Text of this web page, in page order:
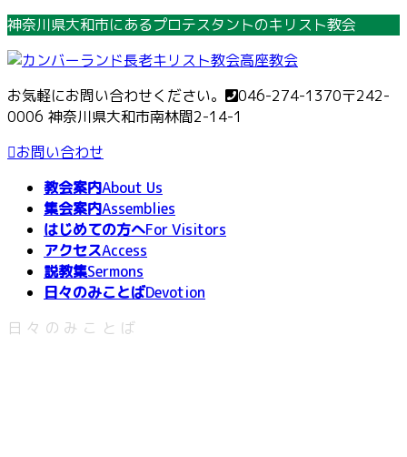
コ
テ
ン
ツ
へ
ス
ナ
ゲ
ー
シ
ョ
ン
神奈川県大和市にあるプロテスタントのキリスト教会
お気軽にお問い合わせください。 046-274-1370〒242-
0006 神奈川県大和市南林間2-14-1
お問い合わせ
教会案内About Us
集会案内Assemblies
はじめての方へFor Visitors
アクセスAccess
説教集Sermons
日々のみことばDevotion
日々のみことば